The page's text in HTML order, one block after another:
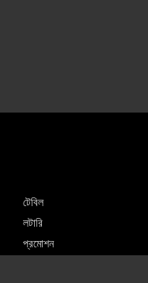
টেবিল
লটারি
প্রমোশন